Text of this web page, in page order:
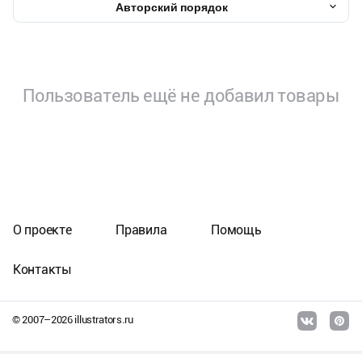
Авторский порядок
Пользователь ещё не добавил товары
© 2007–2026illustrators.ru
О проекте Правила Помощь
Контакты